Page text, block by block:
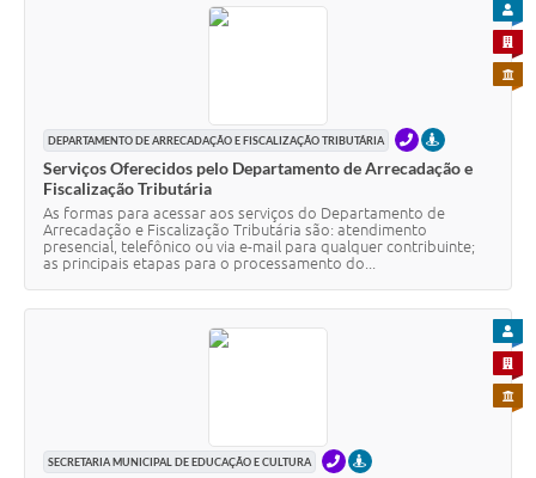
Diário Oficial
Contato
DEPARTAMENTO DE ARRECADAÇÃO E FISCALIZAÇÃO TRIBUTÁRIA TELEFONEPRESENCIAL
Serviços Oferecidos pelo Departamento de Arrecadação e
Fiscalização Tributária
As formas para acessar aos serviços do Departamento de
Arrecadação e Fiscalização Tributária são: atendimento
presencial, telefônico ou via e-mail para qualquer contribuinte;
as principais etapas para o processamento do...
PARA
PARA
SECRETARIA MUNICIPAL DE EDUCAÇÃO E CULTURA TELEFONEPRESENCIAL
PARA
PARA